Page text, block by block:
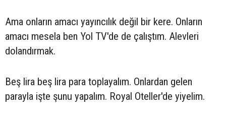
Ama onların amacı yayıncılık değil bir kere. Onların
amacı mesela ben Yol TV'de de çalıştım. Alevleri
dolandırmak.
Beş lira beş lira para toplayalım. Onlardan gelen
parayla işte şunu yapalım. Royal Oteller'de yiyelim.